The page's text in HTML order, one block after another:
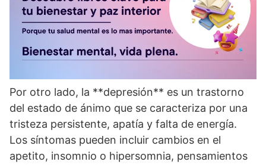
Por otro lado, la **depresión** es un trastorno
del estado de ánimo que se caracteriza por una
tristeza persistente, apatí­a y falta de energí­a.
Los sí­ntomas pueden incluir cambios en el
apetito, insomnio o hipersomnia, pensamientos